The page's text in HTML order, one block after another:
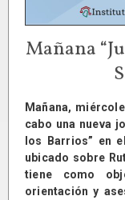
Mañana
Mañana,
cabo una nueva
los Barrios” en
ubicado sobre
tiene como
orientación y